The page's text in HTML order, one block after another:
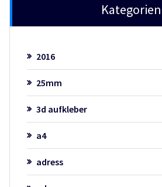
Kategorien
2016
25mm
3d aufkleber
a4
adress